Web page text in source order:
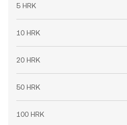
5 HRK
10 HRK
20 HRK
50 HRK
100 HRK